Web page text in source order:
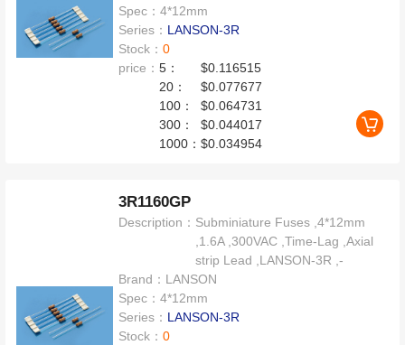
Spec：4*12mm
Series： LANSON-3R
Stock：0
price：5：
$0.116515
20：
$0.077677
100：
$0.064731
300：
$0.044017
1000：$0.034954
3R1160GP
Description： Subminiature Fuses ,4*12mm
,1.6A ,300VAC ,Time-Lag ,Axial
strip Lead ,LANSON-3R ,-
Brand： LANSON
Spec：4*12mm
Series： LANSON-3R
Stock：0